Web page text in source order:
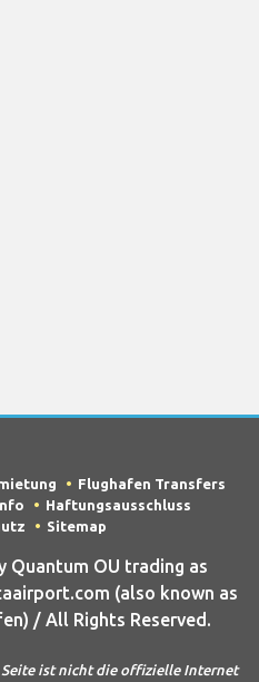
Flughafen Transfers
Haftungsausschluss
Sitemap
Quantum OU trading as
(also known as
/ All Rights Reserved.
Seite ist nicht die offizielle Internet